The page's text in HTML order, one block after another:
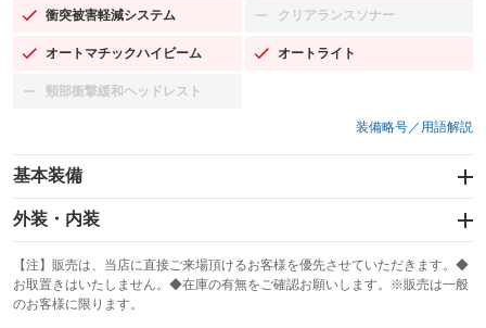
衝突被害軽減システム
：装備あり クリアランスソナー
：装備なし
オートマチックハイビーム
：装備あり オートライト
：装備あり
頸部衝撃緩和ヘッドレスト
：装備なし
装備略号／用語解説
基本装備
エアバッグ：運転席/助手席/サイド
：装備あり
：装備あり
サンルーフ
：装備なし ABS
外装・内装
カーナビ：SDナビ
：装備あり
TV：フルセグ
：装備あり
【注】販売は、当店に直接ご来場頂けるお客様を優先させていただきます。◆
お取置きはいたしません。◆在庫の有無をご確認お願いします。※販売は一般
のお客様に限ります。